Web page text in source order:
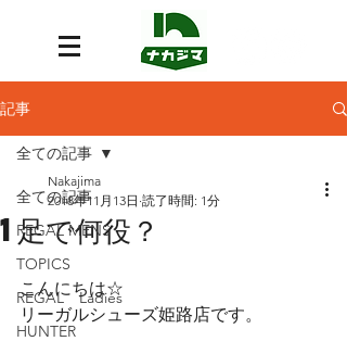
記事
全ての記事
REGAL MENS
TOPICS
REGAL Ladies
HUNTER
全ての記事
1足で何役？
Nakajima
2018年11月13日 読了時間: 1分
こんにちは☆
リーガルシューズ姫路店です。